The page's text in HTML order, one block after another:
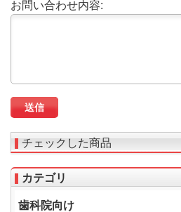
お問い合わせ内容:
チェックした商品
カテゴリ
歯科院向け